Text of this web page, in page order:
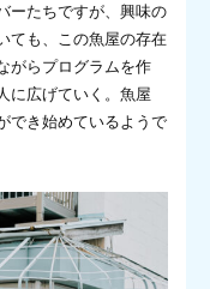
ーたちですが、興味の
ても、この魚屋の存在
がらプログラムを作
に広げていく。魚屋
でき始めているようで